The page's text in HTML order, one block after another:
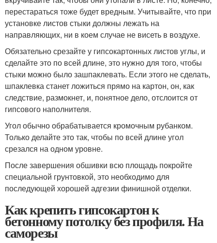
перестараться тоже будет вредным. Учитывайте, что при
установке листов стыки должны лежать на
направляющих, ни в коем случае не висеть в воздухе.
Обязательно срезайте у гипсокартонных листов углы, и
сделайте это по всей длине, это нужно для того, чтобы
стыки можно было зашпаклевать. Если этого не сделать,
шпаклевка станет ложиться прямо на картон, он, как
следствие, размокнет, и, понятное дело, отслоится от
гипсового наполнителя.
Угол обычно обрабатывается кромочным рубанком.
Только делайте это так, чтобы по всей длине угол
срезался на одном уровне.
После завершения обшивки всю площадь покройте
специальной грунтовкой, это необходимо для
последующей хорошей адгезии финишной отделки.
Как крепить гипсокартон к
бетонному потолку без профиля. На
саморезы